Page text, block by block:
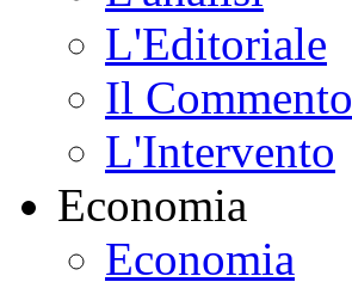
L'Editoriale
Il Commento
L'Intervento
Economia
Economia